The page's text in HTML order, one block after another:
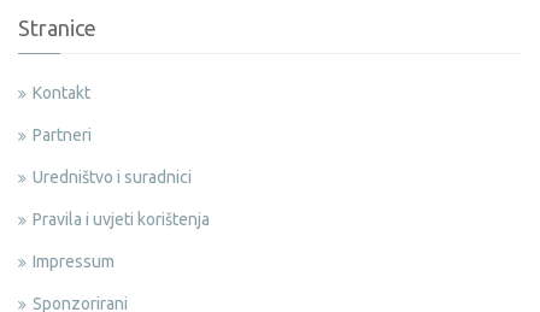
Stranice
Kontakt
Partneri
Uredništvo i suradnici
Pravila i uvjeti korištenja
Impressum
Sponzorirani